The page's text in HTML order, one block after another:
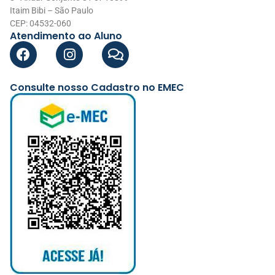
Itaim Bibi – São Paulo
CEP: 04532-060
Atendimento ao Aluno
Consulte nosso Cadastro no EMEC